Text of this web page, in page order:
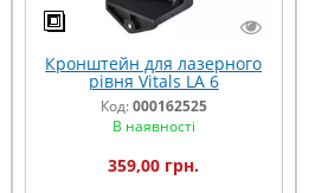
Кронштейн для лазерного
рівня Vitals LA 6
Код:000162525
В наявності
359,00 грн.